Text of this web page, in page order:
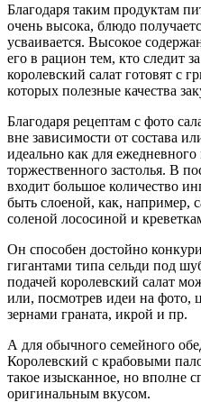
Благодаря таким продуктам
очень высока, блюдо
усваивается. Высокое
его в рацион тем, кто следит
королевский салат готовят с
которых полезные качества
Благодаря рецептам с фото
вне зависимости от состава
идеально как для
торжественного застолья. В
входит большое количество
быть слоеной, как, например,
соленой лососиной и
Он способен достойно
гигантами типа сельди под
подачей королевский салат
или, посмотрев идеи на фото,
зернами граната, икрой и пр.
А для обычного семейного
Королевский с крабовыми
такое изысканное, но вполне
оригинальным вкусом.